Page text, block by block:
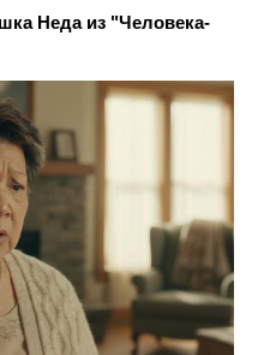
Неда из "Человека-